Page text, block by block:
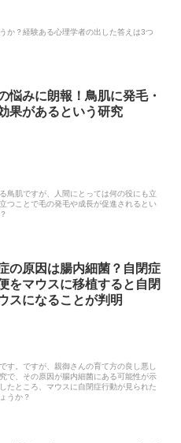
か？経験ある心理学者の出した答えは3つ
悩みに朗報！鳥肌に発毛・
果があるという研究
鳥肌ですが、人間にとっては何の役にも立
つことで毛の発毛や成長が促進されるとい
の原因は腸内細菌？自閉症
をマウスに移植すると自閉
スになることが判明
す。ですが、親御さんの育て方の良し悪し
で、その原因が腸内細菌にある可能性が示
たところ、マウスに自閉症行動が見られた
うか？